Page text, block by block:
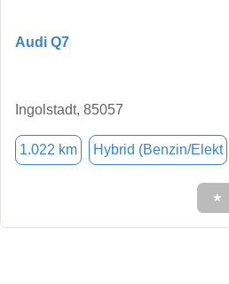
Audi Q7
Ingolstadt, 85057
1.022 km Hybrid (Benzin/Elekt
★